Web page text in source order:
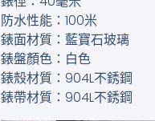
防水性能：100米
錶面材質：藍寶石玻璃
錶盤顏色：白色
錶殼材質：904L不銹鋼
錶帶材質：904L不銹鋼